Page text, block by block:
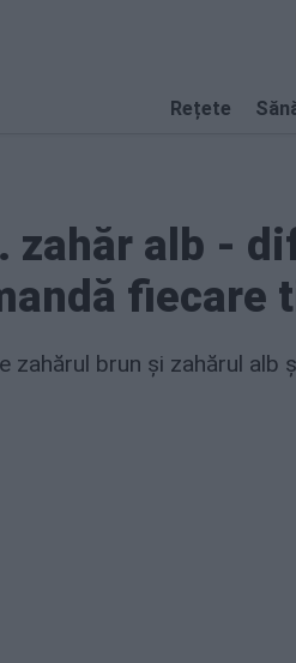
Rețete
zahăr alb -
fiecare
zahărul brun și zahărul alb